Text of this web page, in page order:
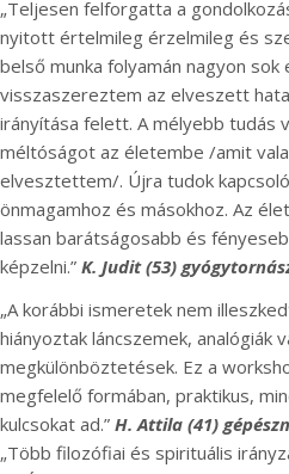
„Teljesen felforgatta a
nyitott értelmileg érzelmileg és
belső munka folyamán nagyon
visszaszereztem az elveszett
irányítása felett. A mélyebb tudás
méltóságot az életembe /amit
elvesztettem/. Újra tudok
önmagamhoz és másokhoz. Az
lassan barátságosabb és
képzelni.” K. Judit (53)
„A korábbi ismeretek nem
hiányoztak láncszemek, analógiák
megkülönböztetések. Ez a
megfelelő formában, praktikus,
kulcsokat ad.” H. Attila (41)
„Több filozófiai és spirituális